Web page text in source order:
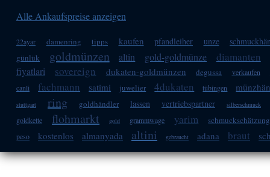
Alle Ankaufspreise anzeigen
22ayar damenring tipps kaufen pfandleiher unze
günlük goldmünzen altin gold-goldmünze diamanten
fiyatlari sovereign dukaten-goldmünzen degussa verkaufen
canli fachmann satimi juwelier 4dukaten tübingen
stuttgart ring goldhändler lassen vertriebspartner silberschmuck
goldkette flohmarkt gold grammwage yarim schmuckschätzung
peso kostenlos almanyada altini gebraucht adana braut